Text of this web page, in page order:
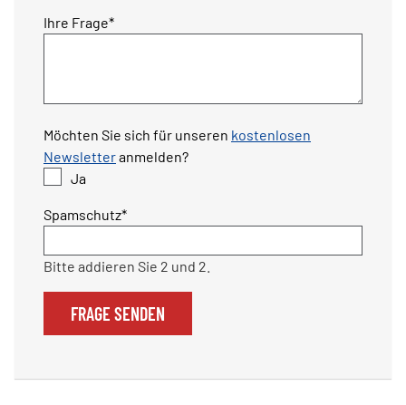
Pflichtfeld
Ihre Frage*
Möchten Sie sich für unseren kostenlosen
Newsletteranmelden?
Ja
Pflichtfeld
Spamschutz*
Bitte addieren Sie 2 und 2.
FRAGE SENDEN